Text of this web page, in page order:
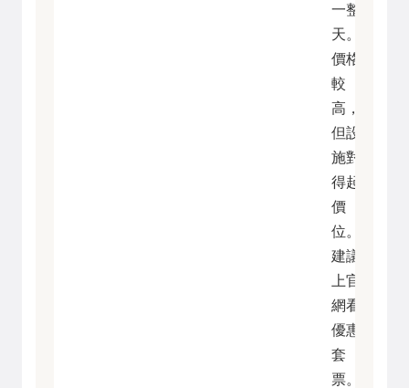
一整
天。
價格
較
高，
但設
施對
得起
價
位。
建議
上官
網看
優惠
套
票。